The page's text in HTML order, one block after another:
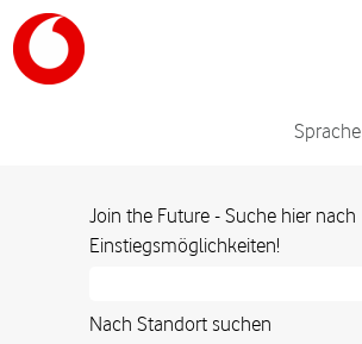
Sprache
Join the Future - Suche hier nach
Einstiegsmöglichkeiten!
Nach Standort suchen